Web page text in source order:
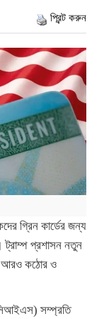
প্রিন্ট করুন
গ্রিন কার্ডের জন্য
ট্রাম্প প্রশাসন নতুন
আরও কঠোর ও
সম্প্রতি